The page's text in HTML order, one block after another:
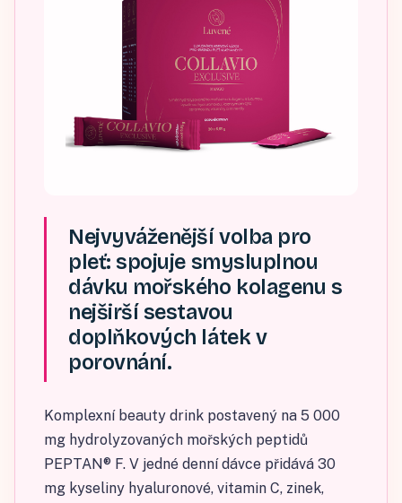
Nejvyváženější volba pro
pleť: spojuje smysluplnou
dávku mořského kolagenu s
nejširší sestavou
doplňkových látek v
porovnání.
Komplexní beauty drink postavený na 5 000
mg hydrolyzovaných mořských peptidů
PEPTAN® F. V jedné denní dávce přidává 30
mg kyseliny hyaluronové, vitamin C, zinek,